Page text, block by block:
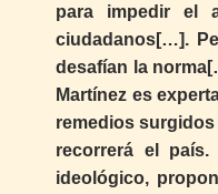
para impedir el
ciudadanos[…].
desafían la
Martínez es
remedios surgidos
recorrerá el
ideológico,